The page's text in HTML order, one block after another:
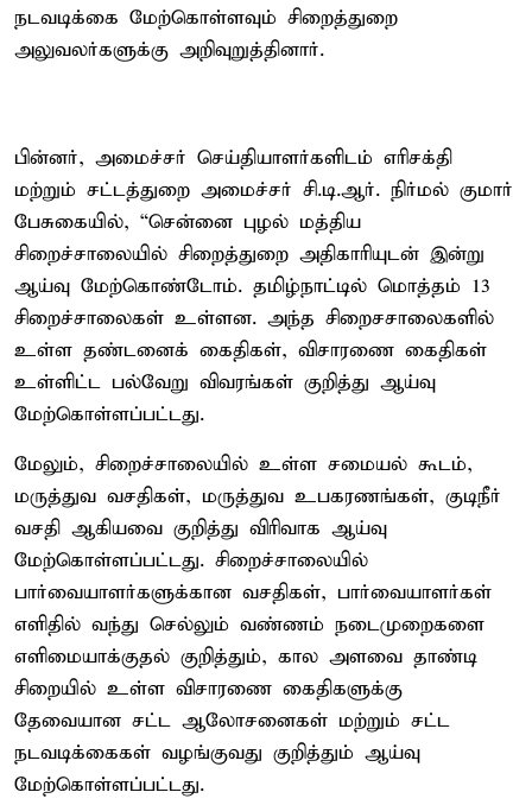
நடவடிக்கை மேற்கொள்ளவும் சிறைத்துறை
அலுவலர்களுக்கு அறிவுறுத்தினார்.
பின்னர், அமைச்சர் செய்தியாளர்களிடம் எரிசக்தி
மற்றும் சட்டத்துறை அமைச்சர் சி.டி.ஆர். நிர்மல் குமார்
பேசுகையில், “சென்னை புழல் மத்திய
சிறைச்சாலையில் சிறைத்துறை அதிகாரியுடன் இன்று
ஆய்வு மேற்கொண்டோம். தமிழ்நாட்டில் மொத்தம் 13
சிறைச்சாலைகள் உள்ளன. அந்த சிறைசசாலைகளில்
உள்ள தண்டனைக் கைதிகள், விசாரணை கைதிகள்
உள்ளிட்ட பல்வேறு விவரங்கள் குறித்து ஆய்வு
மேற்கொள்ளப்பட்டது.
மேலும், சிறைச்சாலையில் உள்ள சமையல் கூடம்,
மருத்துவ வசதிகள், மருத்துவ உபகரணங்கள், குடிநீர்
வசதி ஆகியவை குறித்து விரிவாக ஆய்வு
மேற்கொள்ளப்பட்டது. சிறைச்சாலையில்
பார்வையாளர்களுக்கான வசதிகள், பார்வையாளர்கள்
எளிதில் வந்து செல்லும் வண்ணம் நடைமுறைகளை
எளிமையாக்குதல் குறித்தும், கால அளவை தாண்டி
சிறையில் உள்ள விசாரணை கைதிகளுக்கு
தேவையான சட்ட ஆலோசனைகள் மற்றும் சட்ட
நடவடிக்கைகள் வழங்குவது குறித்தும் ஆய்வு
மேற்கொள்ளப்பட்டது.